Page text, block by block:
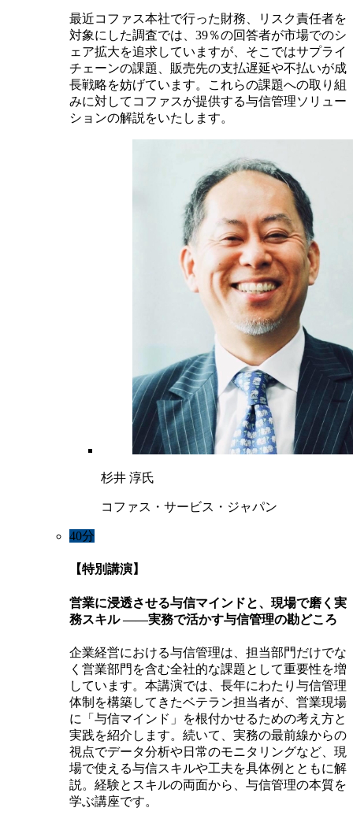
最近コファス本社で行った財務、リスク責任者を
対象にした調査では、39％の回答者が市場でのシ
ェア拡大を追求していますが、そこではサプライ
チェーンの課題、販売先の支払遅延や不払いが成
長戦略を妨げています。これらの課題への取り組
みに対してコファスが提供する与信管理ソリュー
ションの解説をいたします。
杉井 淳氏
コファス・サービス・ジャパン
40分
【特別講演】
営業に浸透させる与信マインドと、現場で磨く実
務スキル ――実務で活かす与信管理の勘どころ
企業経営における与信管理は、担当部門だけでな
く営業部門を含む全社的な課題として重要性を増
しています。本講演では、長年にわたり与信管理
体制を構築してきたベテラン担当者が、営業現場
に「与信マインド」を根付かせるための考え方と
実践を紹介します。続いて、実務の最前線からの
視点でデータ分析や日常のモニタリングなど、現
場で使える与信スキルや工夫を具体例とともに解
説。経験とスキルの両面から、与信管理の本質を
学ぶ講座です。